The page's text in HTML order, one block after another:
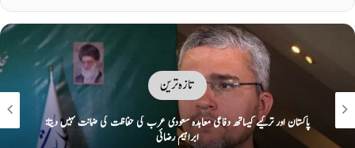
تازہ ترین
ایک پر حملہ سب پر حملہ تصور: مکہ کی سرزمین پر پاک، ترک سعودی دفاعی معاہدہ
طے